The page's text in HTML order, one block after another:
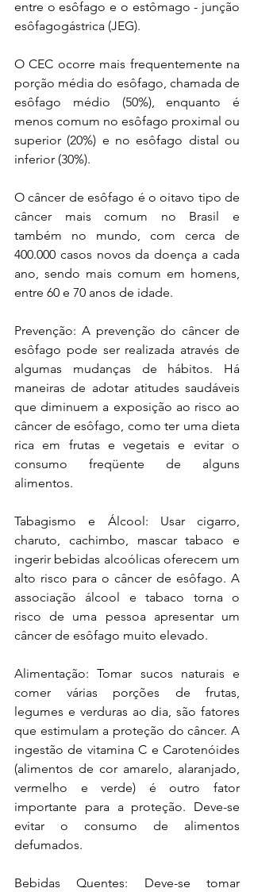
entre o esôfago e o estômago - junção
esôfagogástrica (JEG).
O CEC ocorre mais frequentemente na
porção média do esôfago, chamada de
esôfago médio (50%), enquanto é
menos comum no esôfago proximal ou
superior (20%) e no esôfago distal ou
inferior (30%).
O câncer de esôfago é o oitavo tipo de
câncer mais comum no Brasil e
também no mundo, com cerca de
400.000 casos novos da doença a cada
ano, sendo mais comum em homens,
entre 60 e 70 anos de idade.
Prevenção: A prevenção do câncer de
esôfago pode ser realizada através de
algumas mudanças de hábitos. Há
maneiras de adotar atitudes saudáveis
que diminuem a exposição ao risco ao
câncer de esôfago, como ter uma dieta
rica em frutas e vegetais e evitar o
consumo freqüente de alguns
alimentos.
Tabagismo e Álcool: Usar cigarro,
charuto, cachimbo, mascar tabaco e
ingerir bebidas alcoólicas oferecem um
alto risco para o câncer de esôfago. A
associação álcool e tabaco torna o
risco de uma pessoa apresentar um
câncer de esôfago muito elevado.
Alimentação: Tomar sucos naturais e
comer várias porções de frutas,
legumes e verduras ao dia, são fatores
que estimulam a proteção do câncer. A
ingestão de vitamina C e Carotenóides
(alimentos de cor amarelo, alaranjado,
vermelho e verde) é outro fator
importante para a proteção. Deve-se
evitar o consumo de alimentos
defumados.
Bebidas Quentes: Deve-se tomar